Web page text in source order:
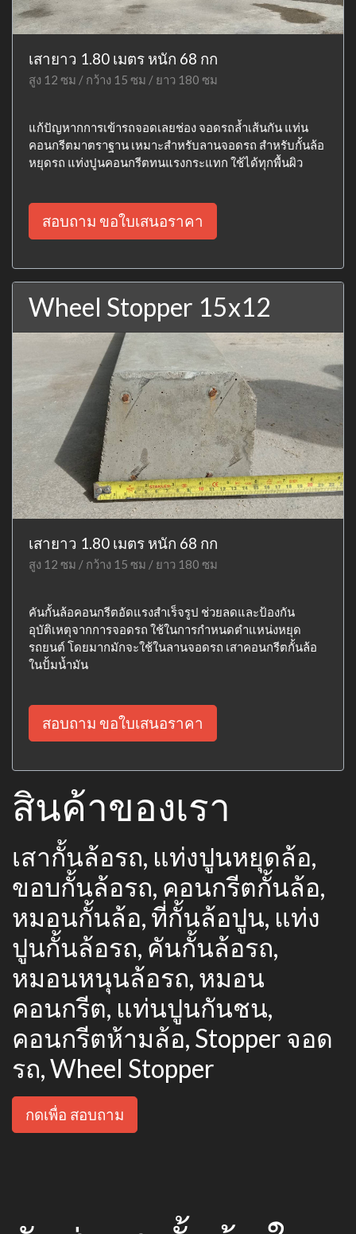
เสายาว 1.80 เมตร หนัก 68 กก
สูง 12 ซม / กว้าง 15 ซม / ยาว 180 ซม
แก้ปัญหากการเข้ารถจอดเลยช่อง จอดรถล้ำเส้นกัน แท่น
คอนกรีตมาตราฐาน เหมาะสำหรับลานจอดรถ สำหรับกั้นล้อ
หยุดรถ แท่งปูนคอนกรีตทนแรงกระแทก ใช้ได้ทุกพื้นผิว
สอบถาม ขอใบเสนอราคา
Wheel Stopper 15x12
เสายาว 1.80 เมตร หนัก 68 กก
สูง 12 ซม / กว้าง 15 ซม / ยาว 180 ซม
คันกั้นล้อคอนกรีตอัดแรงสำเร็จรูป ช่วยลดและป้องกัน
อุบัติเหตุจากการจอดรถ ใช้ในการกำหนดตำแหน่งหยุด
รถยนต์ โดยมากมักจะใช้ในลานจอดรถ เสาคอนกรีตกั้นล้อ
ในปั้มน้ำมัน
สอบถาม ขอใบเสนอราคา
สินค้าของเรา
เสากั้นล้อรถ, แท่งปูนหยุดล้อ,
ขอบกั้นล้อรถ, คอนกรีตกั้นล้อ,
หมอนกั้นล้อ, ที่กั้นล้อปูน, แท่ง
ปูนกั้นล้อรถ, คันกั้นล้อรถ,
หมอนหนุนล้อรถ, หมอน
คอนกรีต, แท่นปูนกันชน,
คอนกรีตห้ามล้อ, Stopper จอด
รถ, Wheel Stopper
กดเพื่อ สอบถาม